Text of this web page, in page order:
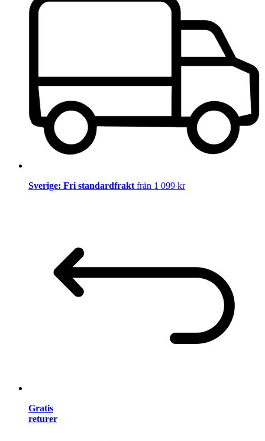
Sverige: Fri standardfrakt från 1 099 kr
Gratis
returer